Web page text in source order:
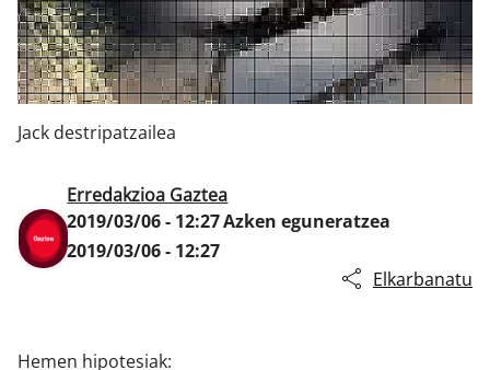
Jack destripatzailea
Erredakzioa Gaztea
2019/03/06 - 12:27Azken eguneratzea
2019/03/06 - 12:27
Elkarbanatu
Hemen hipotesiak: